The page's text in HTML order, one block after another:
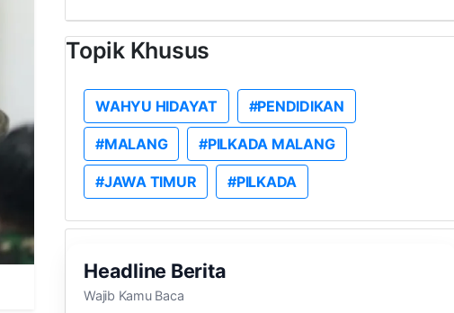
Topik Khusus
WAHYU HIDAYAT #PENDIDIKAN
#MALANG #PILKADA MALANG
#JAWA TIMUR #PILKADA
Headline Berita
Wajib Kamu Baca